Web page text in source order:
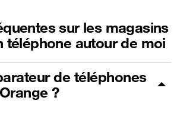
sur les magasins
téléphone autour de moi
de téléphones
?